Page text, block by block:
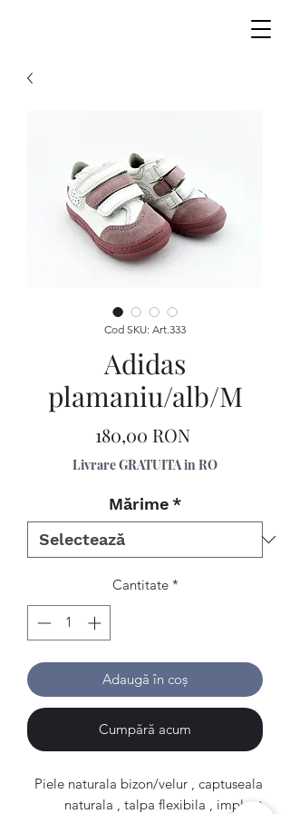
Cod SKU: Art.333
Adidas
plamaniu/alb/M
180,00 RONPreț
Livrare GRATUITA in RO
Mărime *
Cantitate *
Adaugă în coș
Cumpără acum
Piele naturala bizon/velur , captuseala
naturala , talpa flexibila , implant